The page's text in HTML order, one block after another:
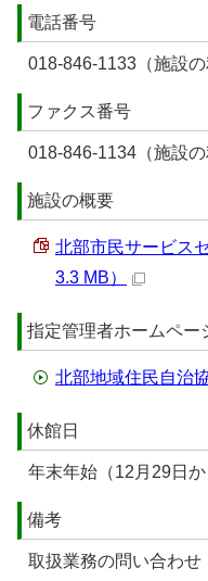
電話番号
018-846-1133（施設の
ファクス番号
018-846-1134（施設の
施設の概要
北部市民サービス
3.3 MB）
指定管理者ホームペー
北部地域住民自治
休館日
年末年始（12月29日か
備考
取扱業務の問い合わ